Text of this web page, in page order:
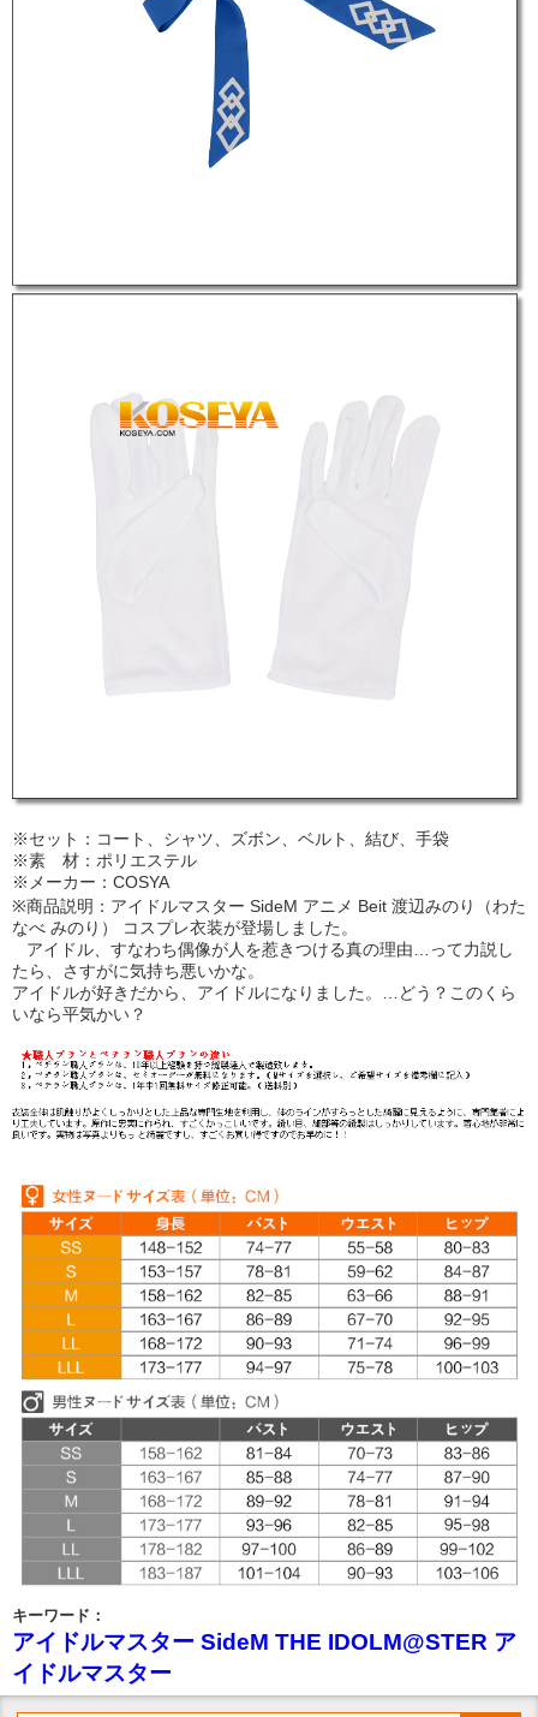
※セット：コート、シャツ、ズボン、ベルト、結び、手袋
※素 材：ポリエステル
※メーカー：COSYA
※商品説明：アイドルマスター SideM アニメ Beit 渡辺みのり（わた
なべ みのり） コスプレ衣装が登場しました。
アイドル、すなわち偶像が人を惹きつける真の理由…って力説し
たら、さすがに気持ち悪いかな。
アイドルが好きだから、アイドルになりました。…どう？このくら
いなら平気かい？
キーワード：
アイドルマスター SideM THE IDOLM@STER ア
イドルマスター